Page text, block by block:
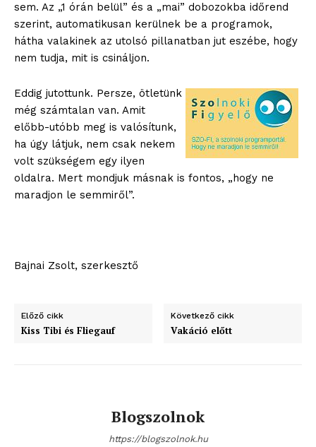
blogSZOLNOK
szubjektív élményportál
sem. Az „1 órán belül” és a „mai” dobozokba időrend
szerint, automatikusan kerülnek be a programok,
hátha valakinek az utolsó pillanatban jut eszébe, hogy
nem tudja, mit is csináljon.
Eddig jutottunk. Persze, ötletünk
még számtalan van. Amit
előbb-utóbb meg is valósítunk,
ha úgy látjuk, nem csak nekem
volt szükségem egy ilyen
oldalra. Mert mondjuk másnak is fontos, „hogy ne
maradjon le semmiről”.
Bajnai Zsolt, szerkesztő
Előző cikk
Kiss Tibi és Fliegauf
Következő cikk
Vakáció előtt
Blogszolnok
https://blogszolnok.hu